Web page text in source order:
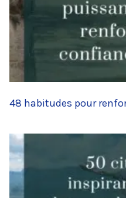
48 habitudes pour